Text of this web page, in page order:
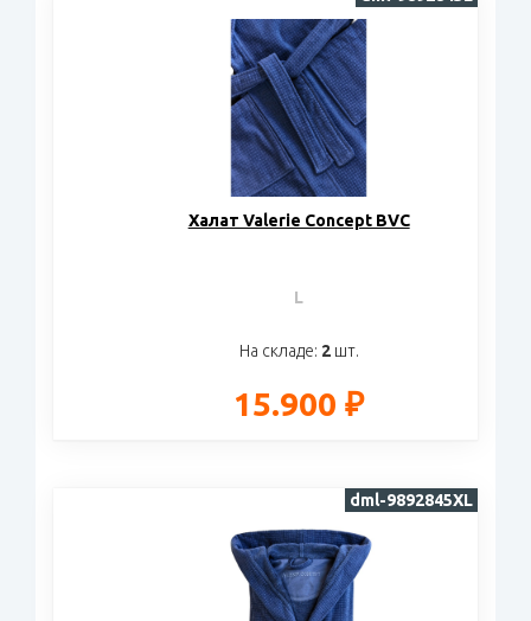
Халат Valerie Concept BVC
L
На складе: 2шт.
15.900 ₽
dml-9892845XL